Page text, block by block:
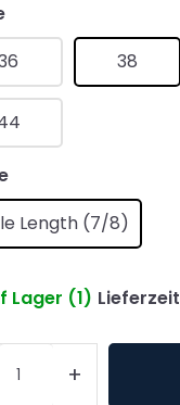
38
Length (7/8)
Lager (1)
+